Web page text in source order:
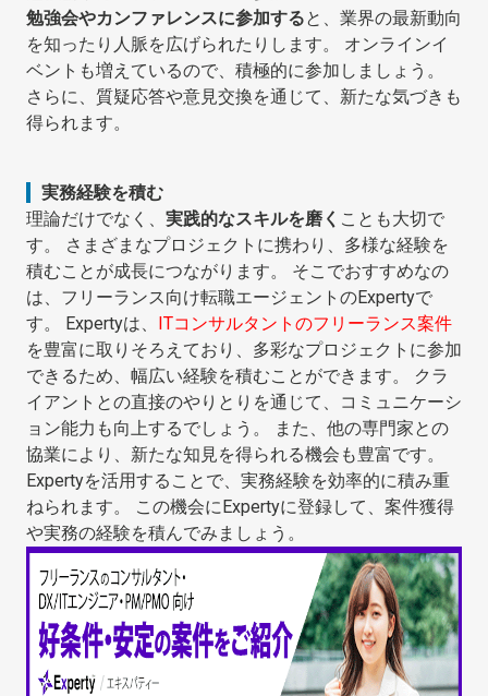
勉強会やカンファレンスに参加すると、業界の最新動向
を知ったり人脈を広げられたりします。 オンラインイ
ベントも増えているので、積極的に参加しましょう。
さらに、質疑応答や意見交換を通じて、新たな気づきも
得られます。
実務経験を積む
理論だけでなく、 実践的なスキルを磨く ことも大切で
す。 さまざまなプロジェクトに携わり、多様な経験を
積むことが成長につながります。 そこでおすすめなの
は、フリーランス向け転職エージェントのExpertyで
す。 Expertyは、 ITコンサルタントのフリーランス案件
を豊富に取りそろえており、多彩なプロジェクトに参加
できるため、幅広い経験を積むことができます。 クラ
イアントとの直接のやりとりを通じて、コミュニケーシ
ョン能力も向上するでしょう。 また、他の専門家との
協業により、新たな知見を得られる機会も豊富です。
Expertyを活用することで、実務経験を効率的に積み重
ねられます。 この機会にExpertyに登録して、案件獲得
や実務の経験を積んでみましょう。